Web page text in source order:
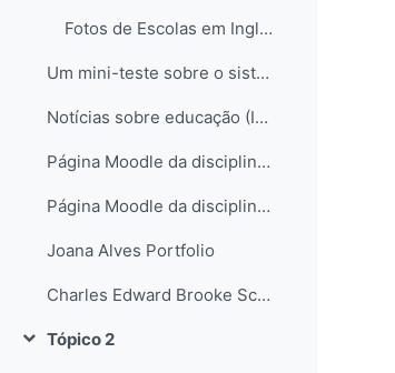
Fotos de Escolas em Inglaterra
Um mini-teste sobre o sistema educativo inglês...
Notícias sobre educação (Inglaterra e não só)
Página Moodle da disciplina de Science
Página Moodle da disciplina de Science II
Joana Alves Portfolio
Charles Edward Brooke School Science Departament
Contrair
Tópico 2